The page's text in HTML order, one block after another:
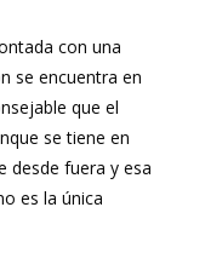
con una
se encuentra en
que el
se tiene en
desde fuera y esa
es la única